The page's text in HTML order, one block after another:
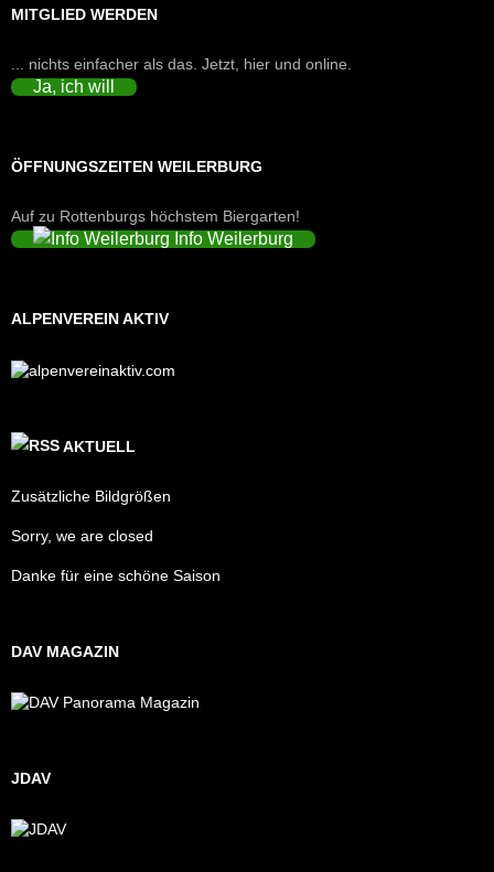
MITGLIED WERDEN
... nichts einfacher als das. Jetzt, hier und online.
Ja, ich will
ÖFFNUNGSZEITEN WEILERBURG
Auf zu Rottenburgs höchstem Biergarten!
Info Weilerburg
ALPENVEREIN AKTIV
AKTUELL
Zusätzliche Bildgrößen
Sorry, we are closed
Danke für eine schöne Saison
DAV MAGAZIN
JDAV